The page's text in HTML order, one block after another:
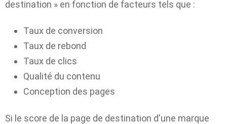
destination » en fonction de facteurs tels que :
Taux de conversion
Taux de rebond
Taux de clics
Qualité du contenu
Conception des pages
Si le score de la page de destination d'une marque